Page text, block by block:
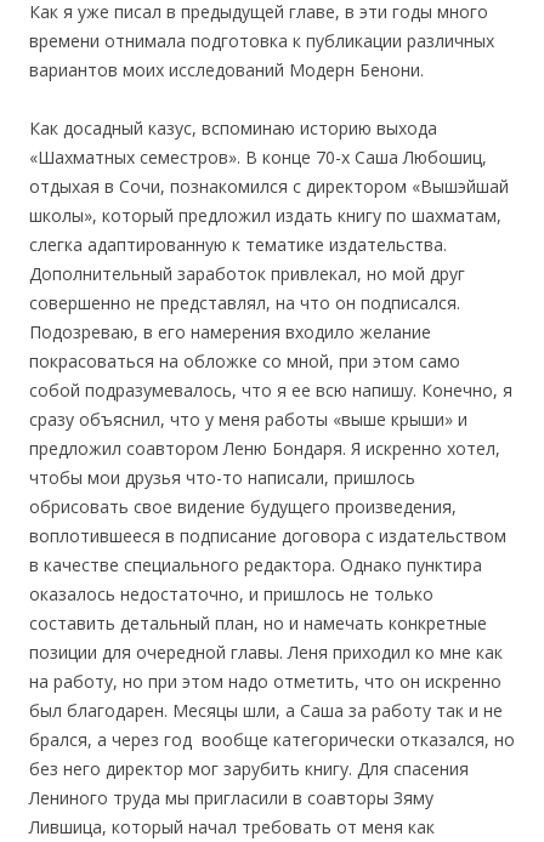
Как я уже писал в предыдущей главе, в эти годы много
времени отнимала подготовка к публикации различных
вариантов моих исследований Модерн Бенони.
Как досадный казус, вспоминаю историю выхода
«Шахматных семестров». В конце 70-х Саша Любошиц,
отдыхая в Сочи, познакомился с директором «Вышэйшай
школы», который предложил издать книгу по шахматам,
слегка адаптированную к тематике издательства.
Дополнительный заработок привлекал, но мой друг
совершенно не представлял, на что он подписался.
Подозреваю, в его намерения входило желание
покрасоваться на обложке со мной, при этом само
собой подразумевалось, что я ее всю напишу. Конечно, я
сразу объяснил, что у меня работы «выше крыши» и
предложил соавтором Леню Бондаря. Я искренно хотел,
чтобы мои друзья что-то написали, пришлось
обрисовать свое видение будущего произведения,
воплотившееся в подписание договора с издательством
в качестве специального редактора. Однако пунктира
оказалось недостаточно, и пришлось не только
составить детальный план, но и намечать конкретные
позиции для очередной главы. Леня приходил ко мне как
на работу, но при этом надо отметить, что он искренно
был благодарен. Месяцы шли, а Саша за работу так и не
брался, а через год вообще категорически отказался, но
без него директор мог зарубить книгу. Для спасения
Лениного труда мы пригласили в соавторы Зяму
Лившица, который начал требовать от меня как